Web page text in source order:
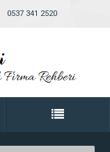
0537 341 2520